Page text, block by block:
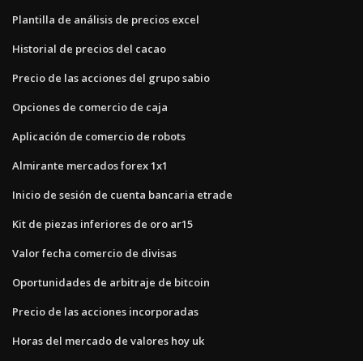
Plantilla de análisis de precios excel
Historial de precios del cacao
Precio de las acciones del grupo sabio
Opciones de comercio de caja
Aplicación de comercio de robots
Almirante mercados forex 1x1
Inicio de sesión de cuenta bancaria etrade
Kit de piezas inferiores de oro ar15
Valor fecha comercio de divisas
Oportunidades de arbitraje de bitcoin
Precio de las acciones incorporadas
Horas del mercado de valores hoy uk